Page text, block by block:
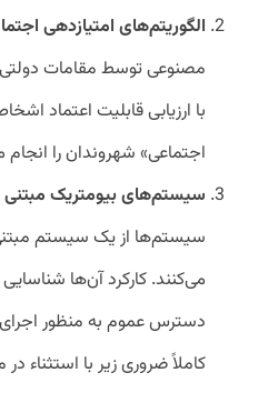
الگوریتم‌های امتیازدهی
مصنوعی توسط مقامات
با ارزیابی قابلیت اعتماد
اجتماعی» شهروندان را
سیستم‌های بیومتریک مبتنی
سیستم‌ها از یک سیستم
می‌کنند. کارکرد آن‌ها شناسایی
دسترس عموم به منظور
کاملاً ضروری زیر با استثناء